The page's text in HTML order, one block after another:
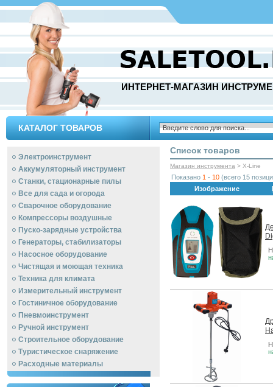
ИНТЕРНЕТ-МАГАЗИН
КАТАЛОГ ТОВАРОВ
Электроинструмент
Аккумуляторный инструмент
Станки, стационарные пилы
Все для сада и огорода
Сварочное оборудование
Компрессоры воздушные
Пуско-зарядные устройства
Генераторы, стабилизаторы
Насосное оборудование
Чистящая и моющая техника
Техника для климата
Измерительный инструмент
Гостиничное оборудование
Пневмоинструмент
Ручной инcтрумент
Строительное оборудование
Туристическое снаряжение
Расходные материалы
Список товаров
Магазин инструмента > X-Line
Показано 1 - 10 (всего 15
Изображение